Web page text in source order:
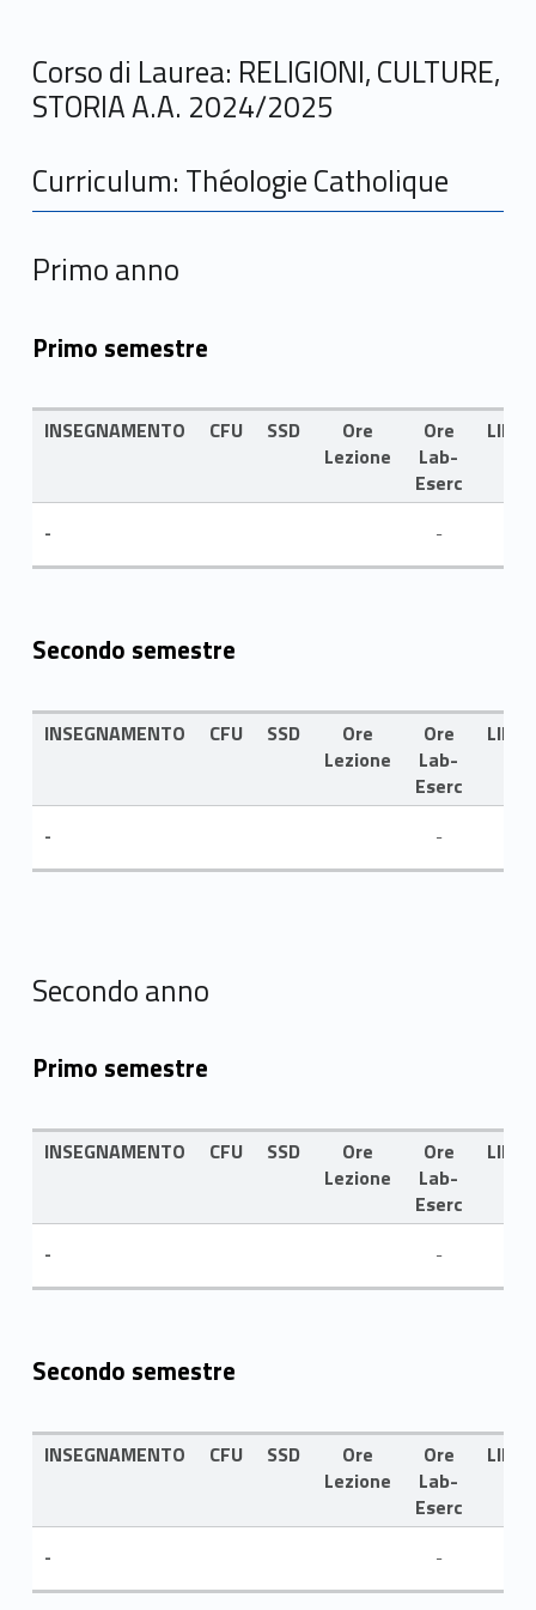
Corso di Laurea: RELIGIONI, CULTURE,
STORIA A.A. 2024/2025
Curriculum: Théologie Catholique
Primo anno
Primo semestre
INSEGNAMENTO CFU SSD
Ore
Lezione
Ore
Lab-
Eserc
- -
Secondo semestre
INSEGNAMENTO CFU SSD
Ore
Lezione
Ore
Lab-
Eserc
- -
Secondo anno
Primo semestre
INSEGNAMENTO CFU SSD
Ore
Lezione
Ore
Lab-
Eserc
- -
Secondo semestre
INSEGNAMENTO CFU SSD
Ore
Lezione
Ore
Lab-
Eserc
- -